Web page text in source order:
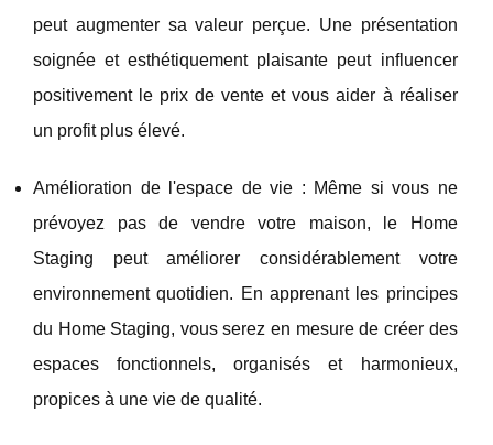
peut augmenter sa valeur perçue. Une présentation
soignée et esthétiquement plaisante peut influencer
positivement le prix de vente et vous aider à réaliser
un profit plus élevé.
Amélioration de l'espace de vie : Même si vous ne
prévoyez pas de vendre votre maison, le Home
Staging peut améliorer considérablement votre
environnement quotidien. En apprenant les principes
du Home Staging, vous serez en mesure de créer des
espaces fonctionnels, organisés et harmonieux,
propices à une vie de qualité.